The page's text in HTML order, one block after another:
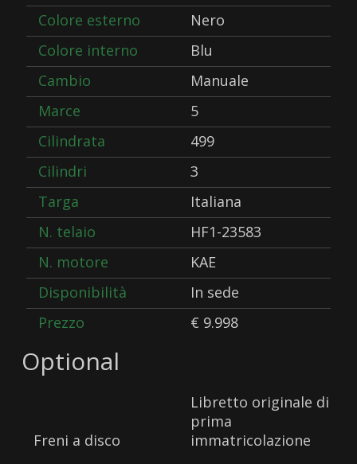
Colore esterno
Nero
Colore interno
Blu
Cambio
Manuale
Marce
5
Cilindrata
499
Cilindri
3
Targa
Italiana
N. telaio
HF1-23583
N. motore
KAE
Disponibilità
In sede
Prezzo
€ 9.998
Optional
Freni a disco
Libretto originale di
prima
immatricolazione